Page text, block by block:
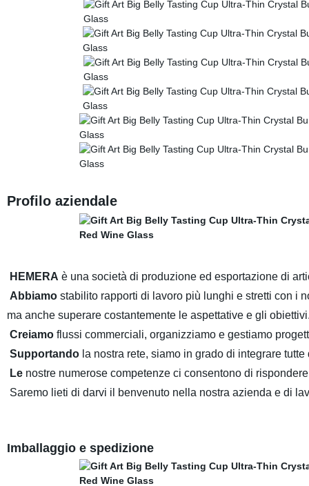
Profilo aziendale
HEMERA è una società di produzione ed esportazione di
Abbiamostabilito rapporti di lavoro più lunghi e stretti con i
ma anche superare costantemente le aspettative e gli
Creiamoflussi commerciali, organizziamo e gestiamo
Supportandola nostra rete, siamo in grado di integrare
Lenostre numerose competenze ci consentono di
Saremo lieti di darvi il benvenuto nella nostra azienda e di
Imballaggio e spedizione